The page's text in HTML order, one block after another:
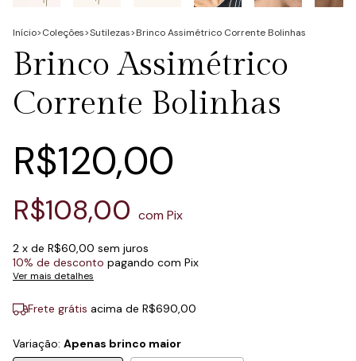
Início>Coleções>Sutilezas>Brinco Assimétrico Corrente Bolinhas
Brinco Assimétrico
Corrente Bolinhas
R$120,00
R$108,00 com Pix
2 x de R$60,00 sem juros
10% de desconto pagando com Pix
Ver mais detalhes
Frete grátis acima de R$690,00
Variação: Apenas brinco maior